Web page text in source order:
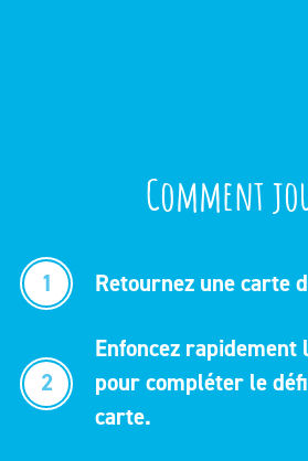
Comment
1 Retournez une carte
2
Enfoncez rapidement
pour compléter le
carte.